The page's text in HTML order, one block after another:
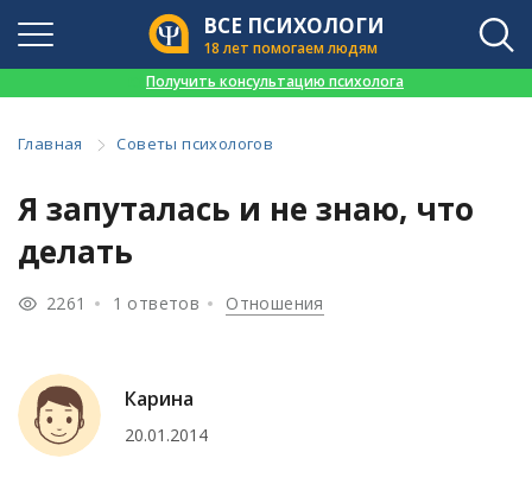
ВСЕ ПСИХОЛОГИ
18 лет помогаем людям
Получить консультацию психолога
Главная Советы психологов
Я запуталась и не знаю, что
делать
2261 1 ответов Отношения
Карина
20.01.2014